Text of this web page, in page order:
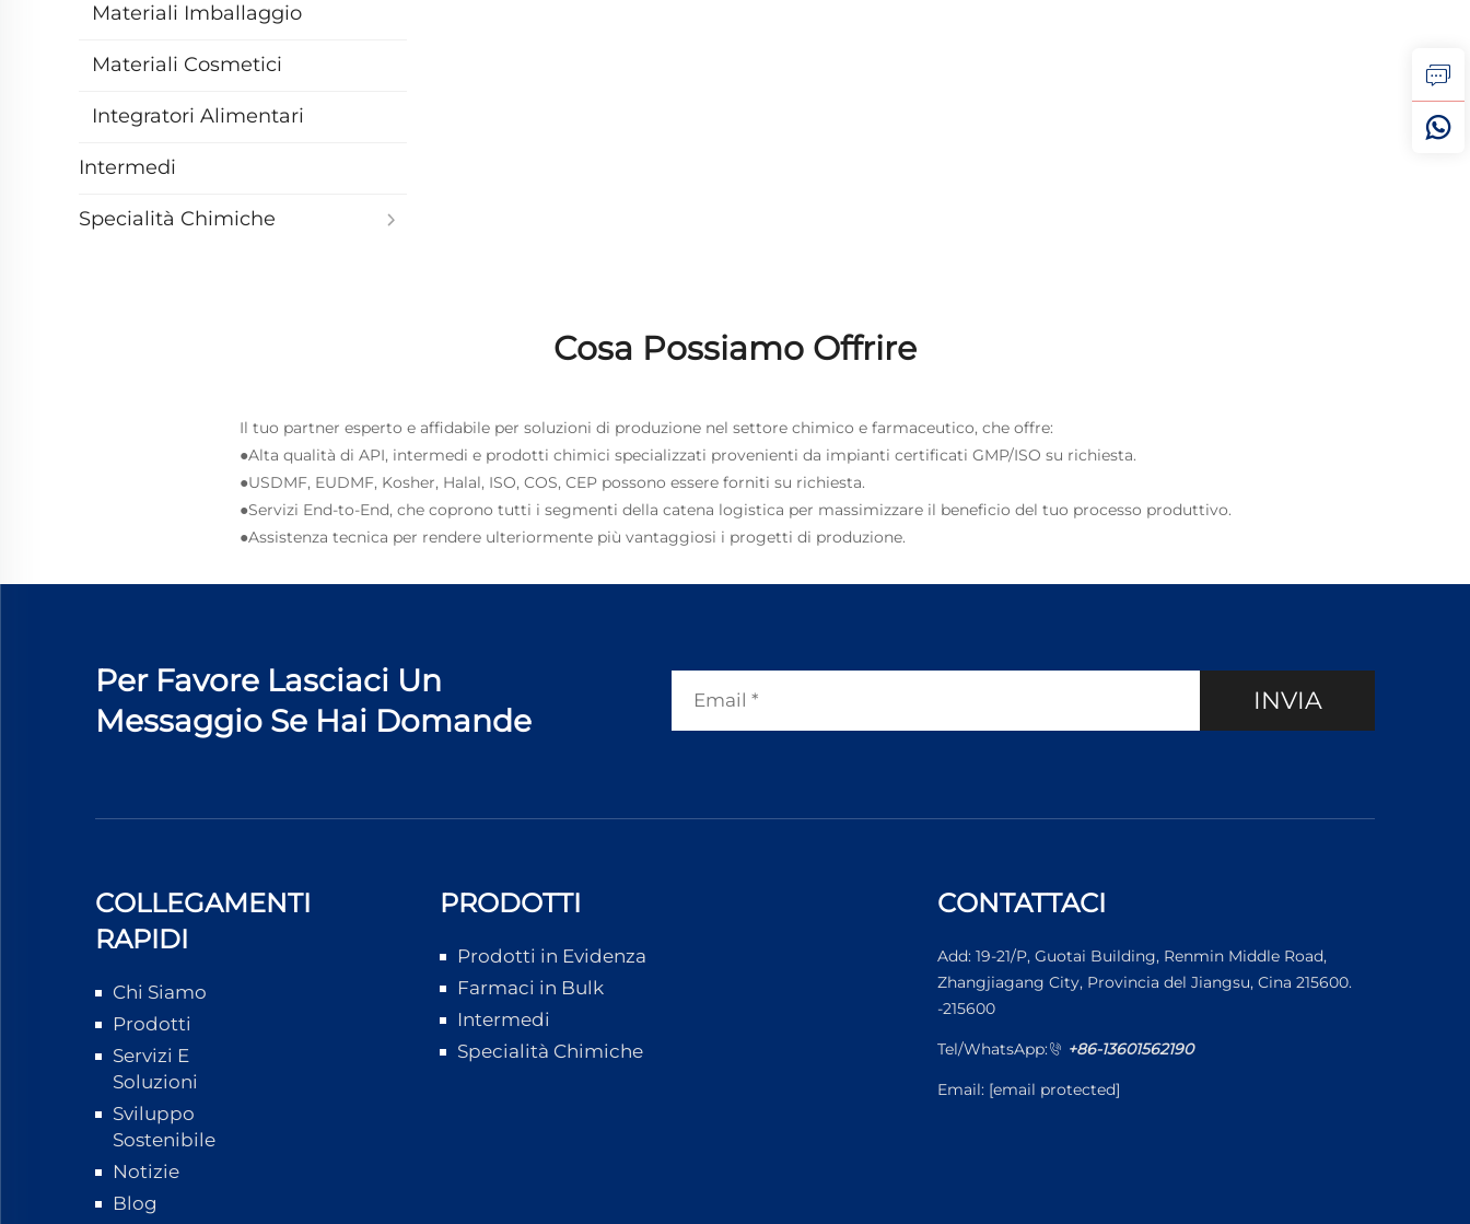
Materiali Imballaggio
Materiali Cosmetici
Integratori Alimentari
Intermedi
Specialità Chimiche
Cosa Possiamo Offrire
Il tuo partner esperto e affidabile per soluzioni di produzione nel settore chimico e farmaceutico, che offre:
●Alta qualità di API, intermedi e prodotti chimici specializzati provenienti da impianti certificati GMP/ISO su richiesta.
●USDMF, EUDMF, Kosher, Halal, ISO, COS, CEP possono essere forniti su richiesta.
●Servizi End-to-End, che coprono tutti i segmenti della catena logistica per massimizzare il beneficio del tuo processo produttivo.
●Assistenza tecnica per rendere ulteriormente più vantaggiosi i progetti di produzione.
Per Favore Lasciaci Un
Messaggio Se Hai Domande
INVIA
COLLEGAMENTI
RAPIDI
Chi Siamo
Prodotti
Servizi E
Soluzioni
Sviluppo
Sostenibile
Notizie
Blog
PRODOTTI
Prodotti in Evidenza
Farmaci in Bulk
Intermedi
Specialità Chimiche
CONTATTACI
Add: 19-21/P, Guotai Building, Renmin Middle Road,
Zhangjiagang City, Provincia del Jiangsu, Cina 215600.
-215600
Tel/WhatsApp: +86-13601562190
Email: [email protected]